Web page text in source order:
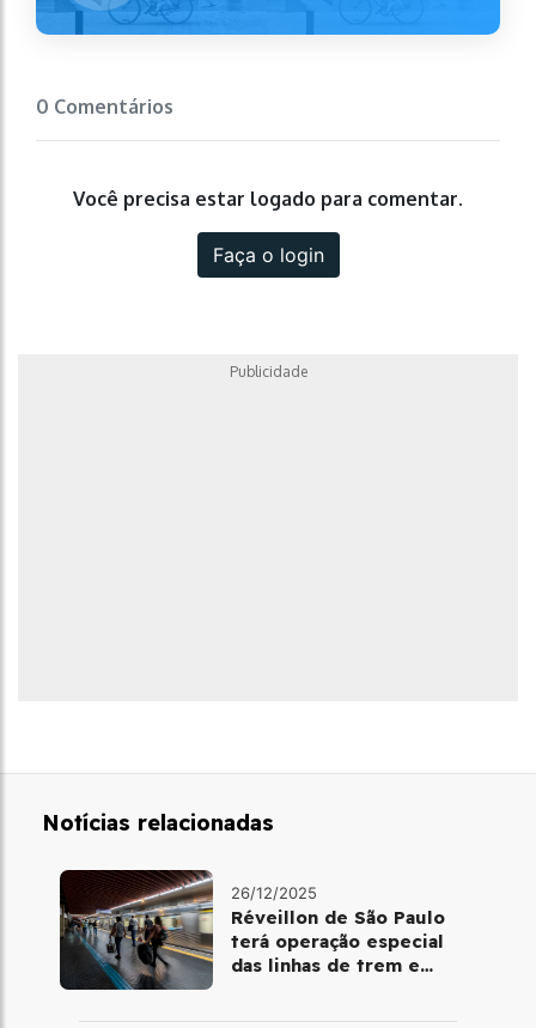
0 Comentários
Você precisa estar logado para comentar.
Faça o login
Publicidade
Notícias relacionadas
26/12/2025
Réveillon de São Paulo
terá operação especial
das linhas de trem e